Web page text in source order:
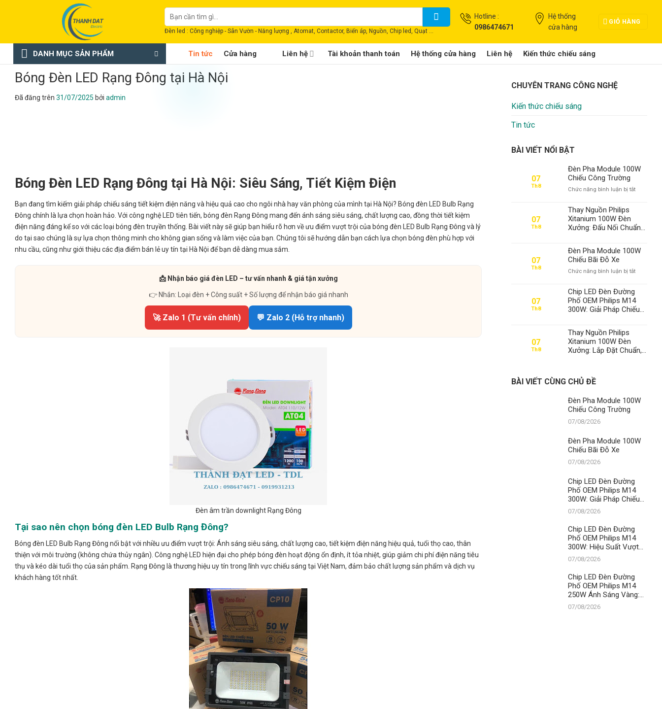
dung
Tìm
kiếm:
Đèn led : Công nghiệp - Sân Vườn - Năng lượng , Atomat, Contactor, Biến áp, Nguồn, Chip led, Quạt ...
Hotline :
0986474671
Hệ thống
cửa hàng
GIỎ HÀNG
DANH MỤC SẢN PHẨM Tin tức Cửa hàng Liên hệ Tài khoản thanh toán Hệ thống cửa hàng Liên hệ Kiến thức chiếu sáng
Bóng Đèn LED Rạng Đông tại Hà Nội
Đã đăng trên 31/07/2025 bởi admin
Bóng Đèn LED Rạng Đông tại Hà Nội: Siêu Sáng, Tiết Kiệm Điện
Bạn đang tìm kiếm giải pháp chiếu sáng tiết kiệm điện năng và hiệu quả cao cho ngôi nhà hay văn phòng của mình tại Hà Nội? Bóng đèn LED Bulb Rạng
Đông chính là lựa chọn hoàn hảo. Với công nghệ LED tiên tiến, bóng đèn Rạng Đông mang đến ánh sáng siêu sáng, chất lượng cao, đồng thời tiết kiệm
điện năng đáng kể so với các loại bóng đèn truyền thống. Bài viết này sẽ giúp bạn hiểu rõ hơn về ưu điểm vượt trội của bóng đèn LED Bulb Rạng Đông và lý
do tại sao chúng là sự lựa chọn thông minh cho không gian sống và làm việc của bạn. Chúng tôi sẽ hướng dẫn bạn cách lựa chọn bóng đèn phù hợp với
nhu cầu, cũng như giới thiệu các địa điểm bán lẻ uy tín tại Hà Nội để bạn dễ dàng mua sắm.
📩 Nhận báo giá đèn LED – tư vấn nhanh & giá tận xưởng
👉 Nhắn: Loại đèn + Công suất + Số lượng để nhận báo giá nhanh
🚀 Zalo 1 (Tư vấn chính) 💬 Zalo 2 (Hỗ trợ nhanh)
Đèn âm trần downlight Rạng Đông
Tại sao nên chọn bóng đèn LED Bulb Rạng Đông?
Bóng đèn LED Bulb Rạng Đông nổi bật với nhiều ưu điểm vượt trội: Ánh sáng siêu sáng, chất lượng cao, tiết kiệm điện năng hiệu quả, tuổi thọ cao, thân
thiện với môi trường (không chứa thủy ngân). Công nghệ LED hiện đại cho phép bóng đèn hoạt động ổn định, ít tỏa nhiệt, giúp giảm chi phí điện năng tiêu
thụ và kéo dài tuổi thọ của sản phẩm. Rạng Đông là thương hiệu uy tín trong lĩnh vực chiếu sáng tại Việt Nam, đảm bảo chất lượng sản phẩm và dịch vụ
khách hàng tốt nhất.
CHUYÊN TRANG CÔNG NGHỆ
Kiến thức chiếu sáng
Tin tức
BÀI VIẾT NỔI BẬT
07
Th8
Đèn Pha Module 100W
Chiếu Công Trường
Chức năng bình luận bị tắtở
100W
Chiếu
Trường
07
Th8
Thay Nguồn Philips
Xitanium 100W Đèn
Xưởng: Đấu Nối Chuẩn
Nam
07
Th8
Đèn Pha Module 100W
Chiếu Bãi Đỗ Xe
Chức năng bình luận bị tắtở
100W
Chiếu
07
Th8
Chip LED Đèn Đường
Phố OEM Philips M14
300W: Giải Pháp Chiếu
Định Vị Thế Số 1 Của
Thành Đạt LED
07
Th8
Thay Nguồn Philips
Xitanium 100W Đèn
Xưởng: Lắp Đặt Chuẩn,
Nam
BÀI VIẾT CÙNG CHỦ ĐỀ
Đèn Pha Module 100W
Chiếu Công Trường
07/08/2026
Đèn Pha Module 100W
Chiếu Bãi Đỗ Xe
07/08/2026
Chip LED Đèn Đường
Phố OEM Philips M14
300W: Giải Pháp Chiếu
Sáng Vượt Trội, Khẳng
Định Vị Thế Số 1 Của
Thành Đạt LED
07/08/2026
Chip LED Đèn Đường
Phố OEM Philips M14
300W: Hiệu Suất Vượt
Trội, Khẳng Định Vị Thế
Số 1 Của Thành Đạt LED
07/08/2026
Chip LED Đèn Đường
Phố OEM Philips M14
250W Ánh Sáng Vàng:
Chìa Khóa Dẫn Lối
Thành Đạt LED Lên Ngôi
07/08/2026